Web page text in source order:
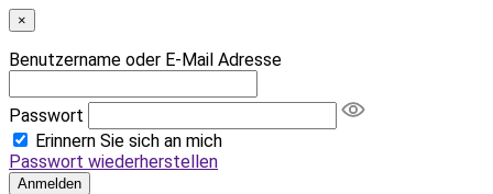
×
Benutzername oder E-Mail Adresse
Passwort
Erinnern Sie sich an mich
Passwort wiederherstellen
Anmelden